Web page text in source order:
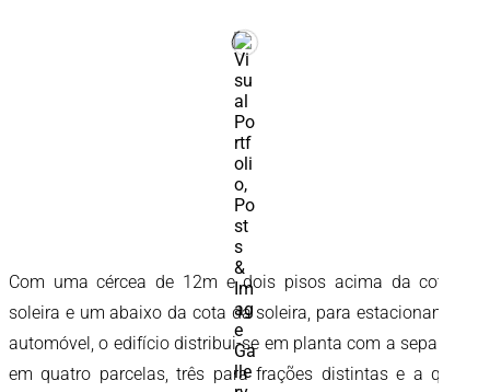
Com uma cércea de 12m e dois pisos acima da cota da
soleira e um abaixo da cota da soleira, para estacionamento
automóvel, o edifício distribui-se em planta com a separação
em quatro parcelas, três para frações distintas e a quarta